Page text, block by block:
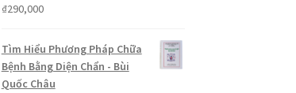
₫290,000
Tìm Hiểu Phương Pháp Chữa
Bệnh Bằng Diện Chẩn - Bùi
Quốc Châu